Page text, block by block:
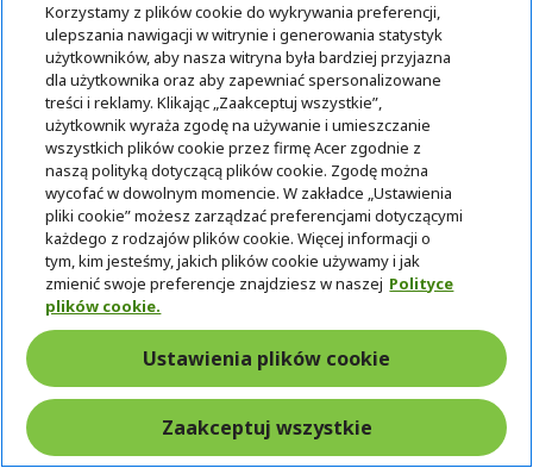
Przejdź do produktu
Dodaj do koszyka
Dodaj by porównać
Korzystamy z plików cookie do wykrywania preferencji,
ulepszania nawigacji w witrynie i generowania statystyk
użytkowników, aby nasza witryna była bardziej przyjazna
dla użytkownika oraz aby zapewniać spersonalizowane
treści i reklamy. Klikając „Zaakceptuj wszystkie”,
użytkownik wyraża zgodę na używanie i umieszczanie
wszystkich plików cookie przez firmę Acer zgodnie z
naszą polityką dotyczącą plików cookie. Zgodę można
wycofać w dowolnym momencie. W zakładce „Ustawienia
pliki cookie” możesz zarządzać preferencjami dotyczącymi
każdego z rodzajów plików cookie. Więcej informacji o
tym, kim jesteśmy, jakich plików cookie używamy i jak
zmienić swoje preferencje znajdziesz w naszej Polityce
plików cookie.
Ustawienia plików cookie
Zaakceptuj wszystkie